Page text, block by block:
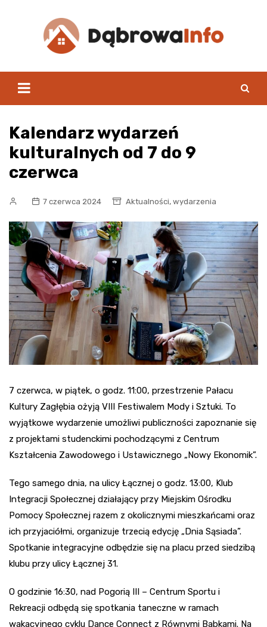
Kalendarz wydarzeń
kulturalnych od 7 do 9
czerwca
7 czerwca 2024 Aktualności, wydarzenia
7 czerwca, w piątek, o godz. 11:00, przestrzenie Pałacu
Kultury Zagłębia ożyją VIII Festiwalem Mody i Sztuki. To
wyjątkowe wydarzenie umożliwi publiczności zapoznanie się
z projektami studenckimi pochodzącymi z Centrum
Kształcenia Zawodowego i Ustawicznego „Nowy Ekonomik”.
Tego samego dnia, na ulicy Łącznej o godz. 13:00, Klub
Integracji Społecznej działający przy Miejskim Ośrodku
Pomocy Społecznej razem z okolicznymi mieszkańcami oraz
ich przyjaciółmi, organizuje trzecią edycję „Dnia Sąsiada”.
Spotkanie integracyjne odbędzie się na placu przed siedzibą
klubu przy ulicy Łącznej 31.
O godzinie 16:30, nad Pogorią III – Centrum Sportu i
Rekreacji odbędą się spotkania taneczne w ramach
wakacyjnego cyklu Dance Connect z Równymi Babkami. Na